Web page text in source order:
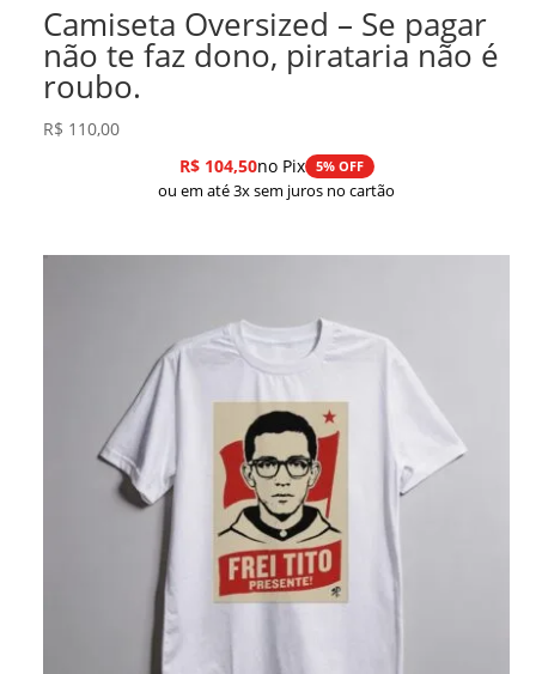
Camiseta Oversized – Se pagar
não te faz dono, pirataria não é
roubo.
R$ 110,00
R$104,50no Pix 5% OFF
ou em até 3x sem juros no cartão